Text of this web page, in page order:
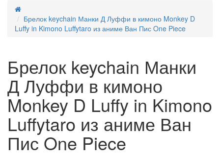
Брелок keychain Манки Д Луффи в кимоно Monkey D
Luffy in Kimono Luffytaro из аниме Ван Пис One Piece
Брелок keychain Манки
Д Луффи в кимоно
Monkey D Luffy in Kimono
Luffytaro из аниме Ван
Пис One Piece